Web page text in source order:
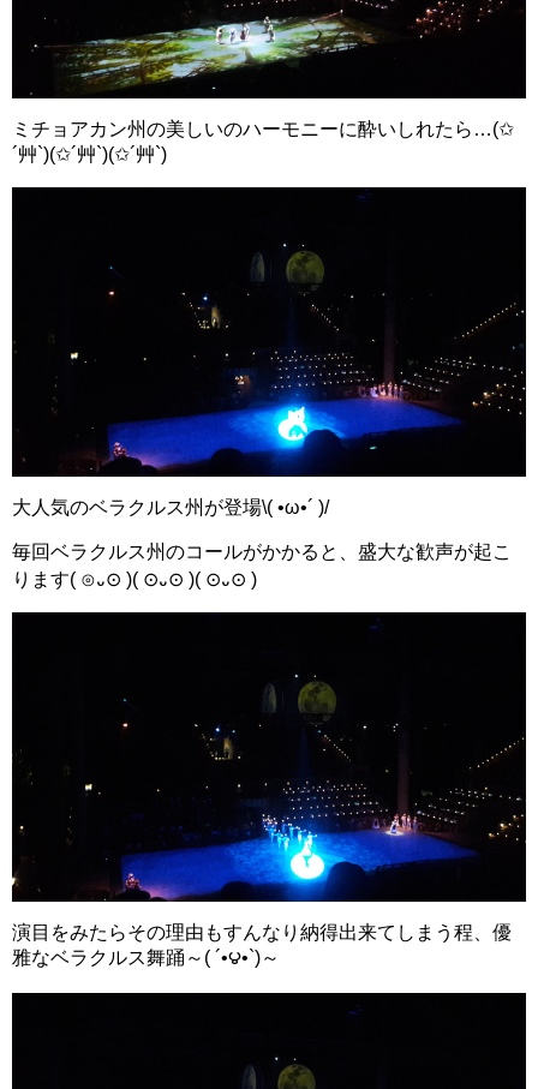
ミチョアカン州の美しいのハーモニーに酔いしれたら…(✩
´艸`)(✩´艸`)(✩´艸`)
大人気のベラクルス州が登場\( •ω•´ )/
毎回ベラクルス州のコールがかかると、盛大な歓声が起こ
ります( ⊙᎑⊙ )( ⊙᎑⊙ )( ⊙᎑⊙ )
演目をみたらその理由もすんなり納得出来てしまう程、優
雅なベラクルス舞踊～( ´•౪•`)～